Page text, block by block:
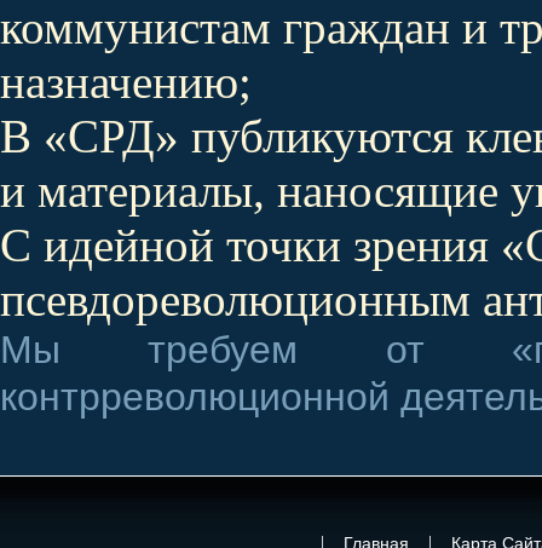
коммунистам граждан и
назначению;
В «СРД» публикуются
и материалы, наносящие
С идейной точки зрения
псевдореволюционным
Мы требуем от
контрреволюционной
| Главная | Карта